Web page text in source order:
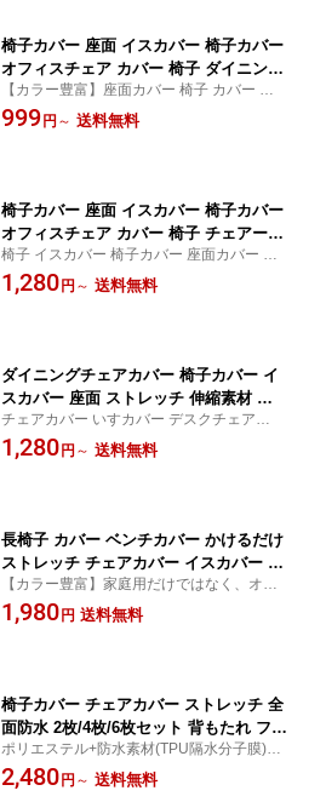
椅子カバー 座面 イスカバー 椅子カバー
オフィスチェア カバー 椅子 ダイニング
チェアカバー チェアーカバー ストレッ
チ おしゃれ 簡単取り付け 北欧 フィッ
【カラー豊富】座面カバー 椅子 カバー ダ
イニングチェアカバー 耐久性 伸縮性 オフ
ィスチェア カバー 結びのゴム付き 取付け
999円 ～ 送料無料
椅子カバー 座面 イスカバー 椅子カバー
オフィスチェア カバー 椅子 チェアーカ
バー 北欧 フィットカバー かけるだけ
伸縮素材 人気 洗濯 簡単 ストレッチ お
椅子 イスカバー 椅子カバー 座面カバー ダ
イニングチェアカバー かけるだけ 伸縮素材
洗濯 おしゃれ 簡単取り付け
1,280円 ～ 送料無料
ダイニングチェアカバー 椅子カバー イ
スカバー 座面 ストレッチ 伸縮素材 チ
ェアーカバー イスカバーセット 座椅子
カバー 椅子カバー フィット オフィスチ
チェアカバー いすカバー デスクチェアカバ
ー ストレッチ 北欧 イス カバー イスカバー
インテリア 洗濯耐久性 清潔簡単 速乾性 四
1,280円 ～ 送料無料
長椅子 カバー ベンチカバー かけるだけ
ストレッチ チェアカバー イスカバー 長
椅子 ベンチ カバー ベンチシートカバー
フィット ストレッチ ダイニングベンチ
【カラー豊富】家庭用だけではなく、オフ
ィス、ホテル、結婚式、パーティー、披露
宴、新春、会議などにも活躍できる一品で
1,980円 送料無料
椅子カバー チェアカバー ストレッチ 全
面防水 2枚/4枚/6枚セット 背もたれ フィ
ット かけるだけ 撥水 伸縮素材 耐久性
汚れ防止 無地 北欧 セット 座面 ダイニ
ポリエステル+防水素材(TPU隔水分子膜)の
撥水性素材、高い耐久性を持ち、撥水機能
も優れています。椅子 カバー 背もたれ 洗
2,480円 ～ 送料無料